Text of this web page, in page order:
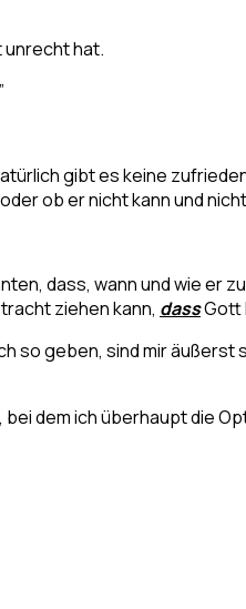
unrecht hat.
gibt es keine
ob er nicht kann und
dass, wann und wie er
ziehen kann, dassGott
so geben, sind mir
dem ich überhaupt die